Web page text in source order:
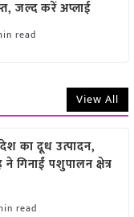
जल्द करें अप्लाई
read
View All
का दूध उत्पादन,
गिनाईं पशुपालन क्षेत्र
read